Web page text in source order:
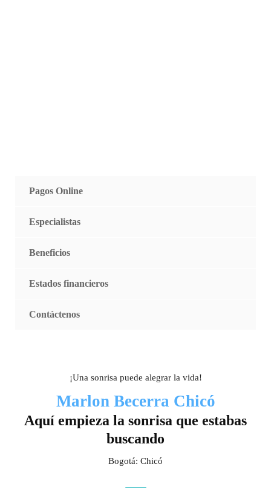
Pagos Online
Especialistas
Beneficios
Estados financieros
Contáctenos
¡Una sonrisa puede alegrar la vida!
Marlon Becerra Chicó
Aquí empieza la sonrisa que estabas
buscando
Bogotá: Chicó